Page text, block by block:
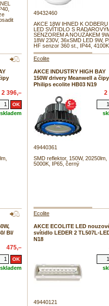
49432460
AKCE 18W IHNED K ODBERU
LED SVÍTIDLO S
SENZOREM A NOUZÁKEM
18W 230V, 36xSMD LED 9W,
HF senzor 360 st., IP44,
2 396,–
skladem
Ecolite
AKCE INDUSTRY HIGH BAY
150W drivery Meanwell a čipy
Philips ecolite HB03 N19
2
49440361
SMD reflektor, 150W, 20250lm,
5000K, IP65, černý
BI/
475,–
skladem
Ecolite
AKCE ECOLITE LED
svítidlo LEDER 2 TL507L-
N18
49440121